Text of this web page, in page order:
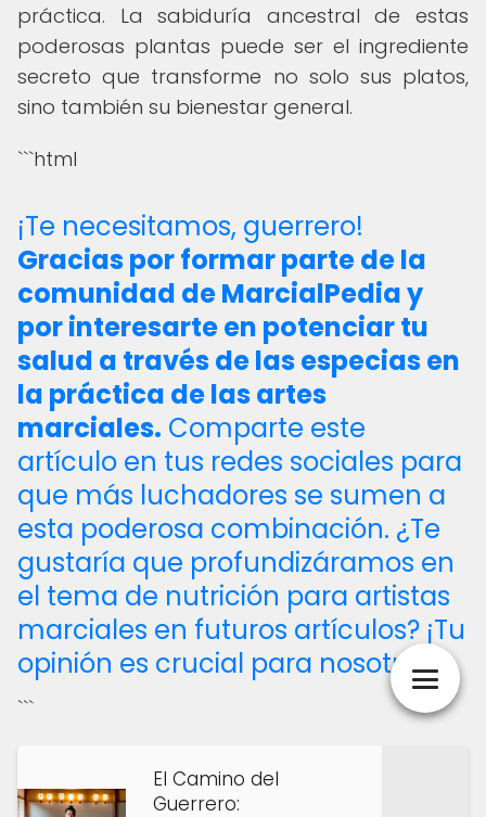
práctica. La sabiduría ancestral de estas
poderosas plantas puede ser el ingrediente
secreto que transforme no solo sus platos,
sino también su bienestar general.
```html
¡Te necesitamos, guerrero!
Gracias por formar parte de la
comunidad de MarcialPedia y
por interesarte en potenciar tu
salud a través de las especias en
la práctica de las artes
marciales. Comparte este
artículo en tus redes sociales para
que más luchadores se sumen a
esta poderosa combinación. ¿Te
gustaría que profundizáramos en
el tema de nutrición para artistas
marciales en futuros artículos? ¡Tu
opinión es crucial para nosotros!
```
El Camino del
Guerrero: